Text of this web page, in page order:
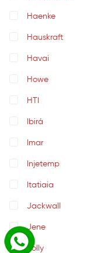
Haenke
Hauskraft
Havai
Howe
HTI
Ibirá
Imar
Injetemp
Itatiaia
Jackwall
Jene
Jolly